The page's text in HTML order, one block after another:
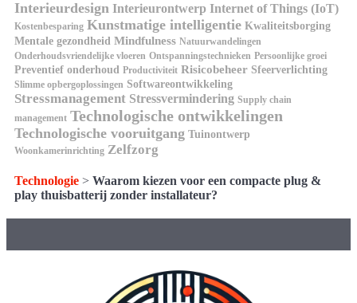
Interieurdesign Interieurontwerp Internet of Things (IoT)
Kostenbesparing Kunstmatige intelligentie Kwaliteitsborging
Mentale gezondheid Mindfulness Natuurwandelingen
Onderhoudsvriendelijke vloeren Ontspanningstechnieken Persoonlijke groei
Preventief onderhoud Productiviteit Risicobeheer Sfeerverlichting
Slimme opbergoplossingen Softwareontwikkeling
Stressmanagement Stressvermindering Supply chain
management Technologische ontwikkelingen
Technologische vooruitgang Tuinontwerp
Woonkamerinrichting Zelfzorg
Technologie > Waarom kiezen voor een compacte plug &
play thuisbatterij zonder installateur?